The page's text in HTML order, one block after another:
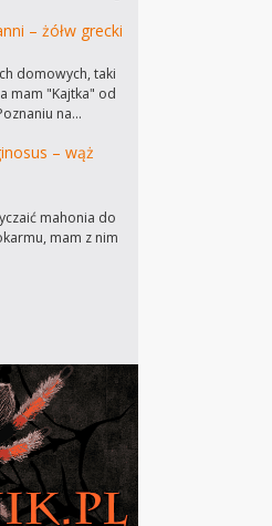
– żółw grecki
domowych, taki
mam "Kajtka" od
na…
– wąż
mahonia do
mam z nim